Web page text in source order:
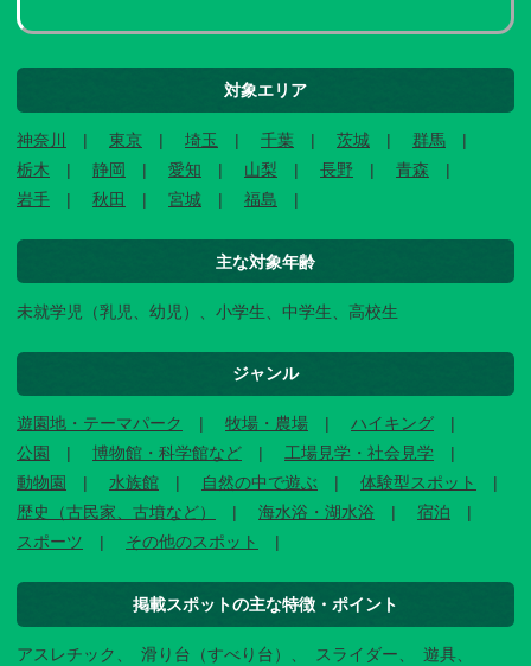
対象エリア
神奈川 東京 埼玉 千葉 茨城
群馬
栃木
静岡 愛知 山梨 長野
青森
岩手
秋田 宮城 福島
主な対象年齢
未就学児（乳児、幼児）、小学生、中学生、高校生
ジャンル
遊園地・テーマパーク 牧場・農場
ハイキング
公園
博物館・科学館など
工場見学・社会見学
動物園
水族館 自然の中で遊ぶ
体験型スポット
歴史（古民家、古墳など）
海水浴・湖水浴
宿泊
スポーツ
その他のスポット
掲載スポットの主な特徴・ポイント
アスレチック 滑り台（すべり台） スライダー
遊具